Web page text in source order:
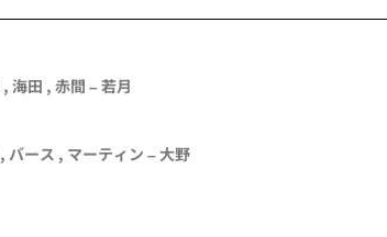
, 海田 , 赤間 –若月
, バース , マーティン – 大野